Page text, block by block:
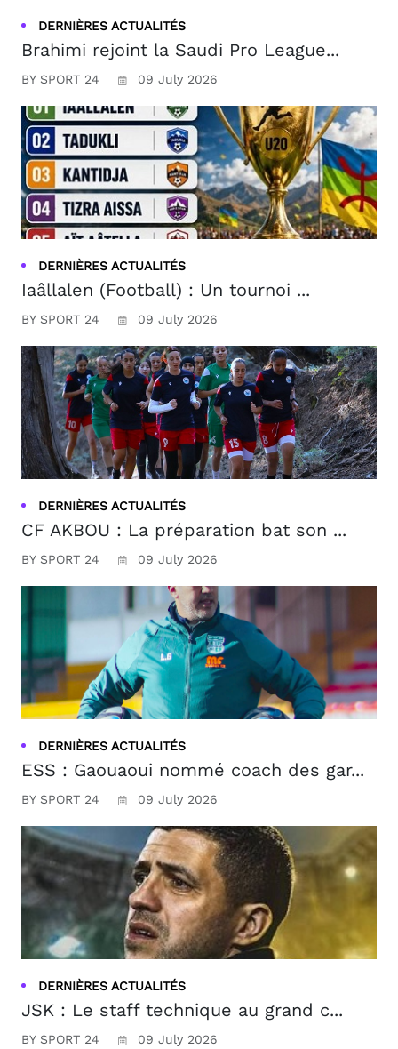
DERNIÈRES ACTUALITÉS
Brahimi rejoint la Saudi Pro League...
BY SPORT 24 09 July 2026
DERNIÈRES ACTUALITÉS
Iaâllalen (Football) : Un tournoi ...
BY SPORT 24 09 July 2026
DERNIÈRES ACTUALITÉS
CF AKBOU : La préparation bat son ...
BY SPORT 24 09 July 2026
DERNIÈRES ACTUALITÉS
ESS : Gaouaoui nommé coach des gar...
BY SPORT 24 09 July 2026
DERNIÈRES ACTUALITÉS
JSK : Le staff technique au grand c...
BY SPORT 24 09 July 2026